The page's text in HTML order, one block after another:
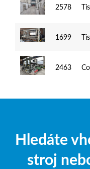
2578
1699
2463
Hledáte
stroj